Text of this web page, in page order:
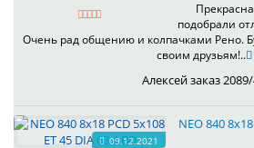
подобрали
Очень рад общению и колпачками Рено.
своим друзьям!..
Алексей заказ
09.12.2021
NEO 840